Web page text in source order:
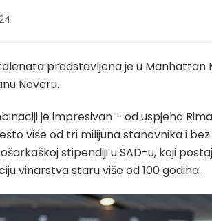
predstavljena je u Manhattan
Neveru.
je impresivan – od uspjeha
više od tri milijuna stanovnika i
stipendiji u SAD-u, koji
vinarstva staru više od 100 godina.